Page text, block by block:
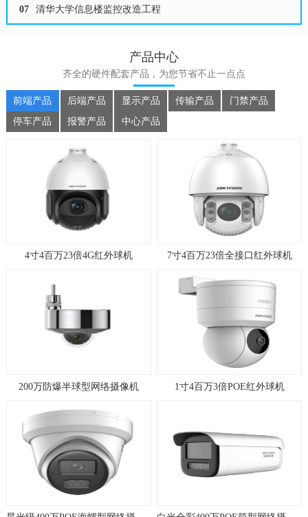
07 清华大学信息楼监控改造工程
产品中心
齐全的硬件配套产品，为您节省不止一点点
前端产品 后端产品 显示产品 传输产品 门禁产品
停车产品 报警产品 中心产品
4寸4百万23倍4G红外球机 7寸4百万23倍全接口红外球机
200万防爆半球型网络摄像机 1寸4百万3倍POE红外球机